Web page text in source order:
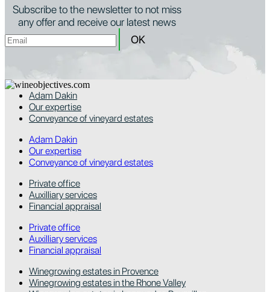
Subscribe to the newsletter to not miss
any offer and receive our latest news
Adam Dakin
Our expertise
Conveyance of vineyard estates
Adam Dakin
Our expertise
Conveyance of vineyard estates
Private office
Auxilliary services
Financial appraisal
Private office
Auxilliary services
Financial appraisal
Winegrowing estates in Provence
Winegrowing estates in the Rhone Valley